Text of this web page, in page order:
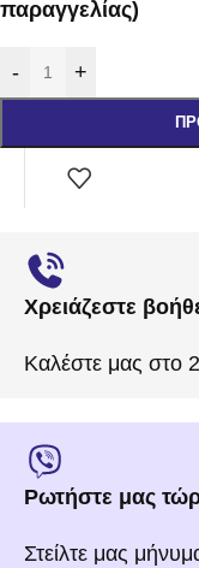
παραγγελίας)
- +
Χρειάζεστε
Καλέστε μας στο
Ρωτήστε μας
Στείλτε μας